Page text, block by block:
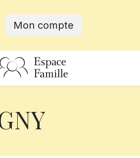
Mon compte